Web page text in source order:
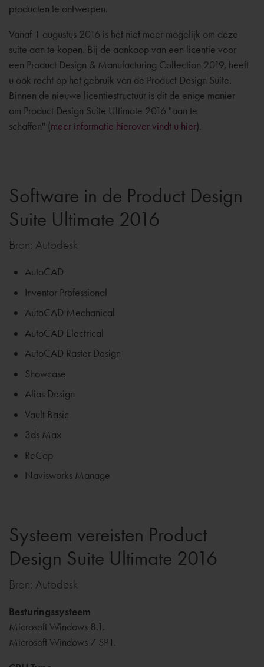
producten te ontwerpen.
Vanaf 1 augustus 2016 is het niet meer mogelijk om deze
suite aan te kopen. Bij de aankoop van een licentie voor
een Product Design & Manufacturing Collection 2019, heeft
u ook recht op het gebruik van de Product Design Suite.
Binnen de nieuwe licentiestructuur is dit de enige manier
om Product Design Suite Ultimate 2016 "aan te
schaffen" (meer informatie hierover vindt u hier).
Software in de Product Design
Suite Ultimate 2016
Bron: Autodesk
AutoCAD
Inventor Professional
AutoCAD Mechanical
AutoCAD Electrical
AutoCAD Raster Design
Showcase
Alias Design
Vault Basic
3ds Max
ReCap
Navisworks Manage
Systeem vereisten Product
Design Suite Ultimate 2016
Bron: Autodesk
Besturingssysteem
Microsoft Windows 8.1.
Microsoft Windows 7 SP1.